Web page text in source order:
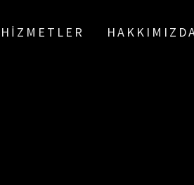
HIZMETLER